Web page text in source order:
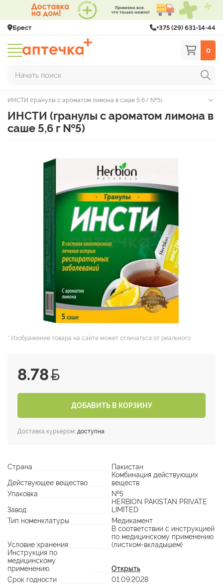
Брест +375 (29) 631-14-44
0
Начать поиск
ИНСТИ (гранулы с ароматом лимона в саше 5,6 г №5)
ИНСТИ (гранулы с ароматом лимона в
саше 5,6 г №5)
* Изображение товара на сайте может отличаться от реального.
8.78
ДОБАВИТЬ В КОРЗИНУ
Доставка курьером: доступна
Страна
Пакистан
Действующее вещество
Комбинация действующих
веществ
Упаковка
№5
Завод
HERBION PAKISTAN PRIVATE
LIMITED
Тип номенклатуры
Медикамент
Условие хранения
В соответствии с инструкцией
по медицинскому применению
(листком-вкладышем)
Инструкция по
медицинскому
применению
Открыть
Срок годности
01.09.2028